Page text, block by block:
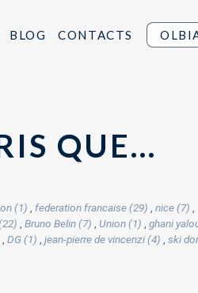
BLOG CONTACTS
QUE…
(1) federation francaise (29) nice (7)
Bruno Belin (7) Union (1)
ghani
DG (1) jean-pierre de vincenzi (4)
ski